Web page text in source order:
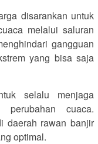
disarankan untuk
melalui saluran
gangguan
yang bisa saja
selalu menjaga
perubahan cuaca.
daerah rawan banjir
optimal.